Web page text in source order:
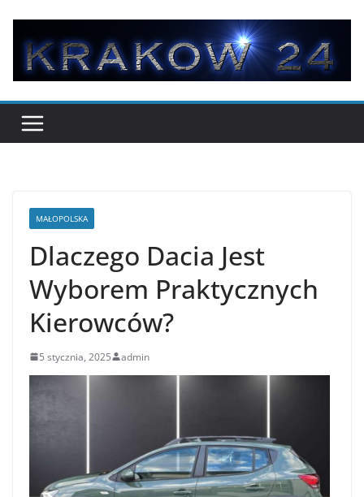
treści
MAŁOPOLSKA
Dlaczego Dacia Jest
Wyborem Praktycznych
Kierowców?
5 stycznia, 2025 admin